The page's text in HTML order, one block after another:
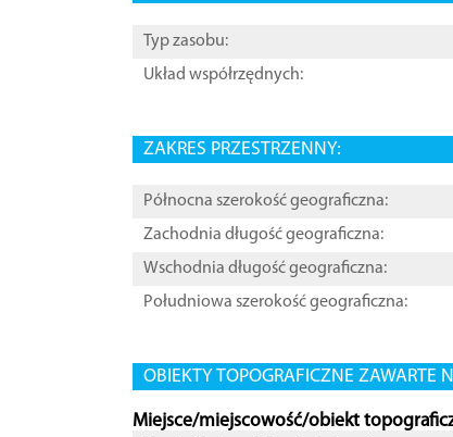
Typ zasobu:
Układ współrzędnych:
ZAKRES PRZESTRZENNY:
Północna szerokość geograficzna:
Zachodnia długość geograficzna:
Wschodnia długość geograficzna:
Południowa szerokość geograficzna:
OBIEKTY TOPOGRAFICZNE ZAWARTE
Miejsce/miejscowość/obiekt